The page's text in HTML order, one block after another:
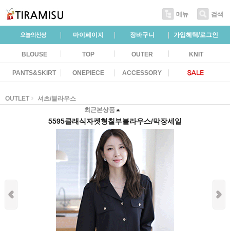
메뉴 검색
마이페이지 장바구니 가입혜택/로그인
BLOUSE TOP OUTER KNIT
PANTS&SKIRT ONEPIECE ACCESSORY
OUTLET
셔츠/블라우스
최근본상품
5595클래식자켓형칠부블라우스/막장세일